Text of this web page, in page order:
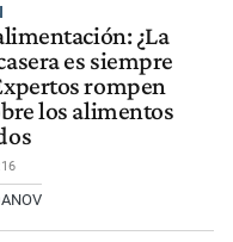
¿La
es siempre
rompen
los alimentos